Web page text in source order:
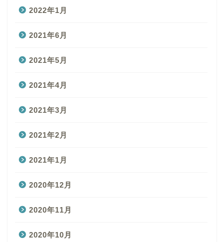
2022年1月
2021年6月
2021年5月
2021年4月
2021年3月
2021年2月
2021年1月
2020年12月
2020年11月
2020年10月